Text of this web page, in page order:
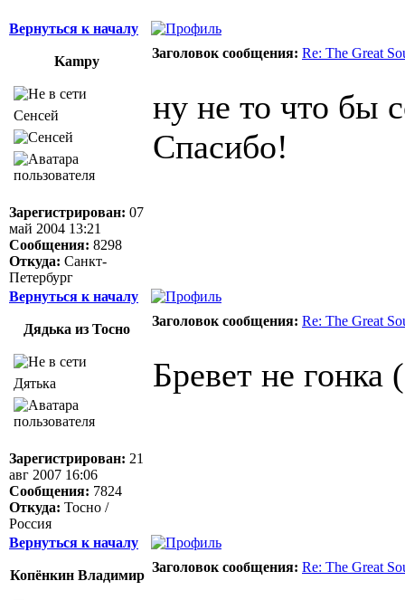
Вернуться к началу
Kampy
Заголовок сообщения: Re: The Great
Сенсей
Зарегистрирован: 07
май 2004 13:21
Сообщения: 8298
Откуда: Санкт-
Петербург
ну не то что бы
Спасибо!
Вернуться к началу
Дядька из Тосно
Заголовок сообщения: Re: The Great
Дятька
Зарегистрирован: 21
авг 2007 16:06
Сообщения: 7824
Откуда: Тосно /
Россия
Бревет не гонка
Вернуться к началу
Копёнкин Владимир
Заголовок сообщения: Re: The Great